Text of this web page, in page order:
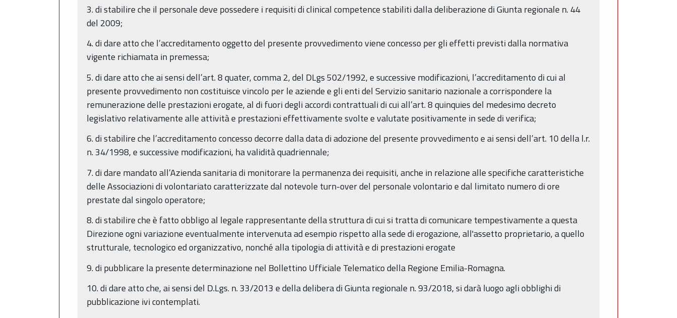
3. di stabilire che il personale deve possedere i requisiti di clinical competence stabiliti dalla deliberazione di Giunta regionale n. 44
del 2009;
4. di dare atto che l’accreditamento oggetto del presente provvedimento viene concesso per gli effetti previsti dalla normativa
vigente richiamata in premessa;
5. di dare atto che ai sensi dell’art. 8 quater, comma 2, del DLgs 502/1992, e successive modificazioni, l’accreditamento di cui al
presente provvedimento non costituisce vincolo per le aziende e gli enti del Servizio sanitario nazionale a corrispondere la
remunerazione delle prestazioni erogate, al di fuori degli accordi contrattuali di cui all’art. 8 quinquies del medesimo decreto
legislativo relativamente alle attività e prestazioni effettivamente svolte e valutate positivamente in sede di verifica;
6. di stabilire che l’accreditamento concesso decorre dalla data di adozione del presente provvedimento e ai sensi dell’art. 10 della l.r.
n. 34/1998, e successive modificazioni, ha validità quadriennale;
7. di dare mandato all’Azienda sanitaria di monitorare la permanenza dei requisiti, anche in relazione alle specifiche caratteristiche
delle Associazioni di volontariato caratterizzate dal notevole turn-over del personale volontario e dal limitato numero di ore
prestate dal singolo operatore;
8. di stabilire che è fatto obbligo al legale rappresentante della struttura di cui si tratta di comunicare tempestivamente a questa
Direzione ogni variazione eventualmente intervenuta ad esempio rispetto alla sede di erogazione, all'assetto proprietario, a quello
strutturale, tecnologico ed organizzativo, nonché alla tipologia di attività e di prestazioni erogate
9. di pubblicare la presente determinazione nel Bollettino Ufficiale Telematico della Regione Emilia-Romagna.
10. di dare atto che, ai sensi del D.Lgs. n. 33/2013 e della delibera di Giunta regionale n. 93/2018, si darà luogo agli obblighi di
pubblicazione ivi contemplati.